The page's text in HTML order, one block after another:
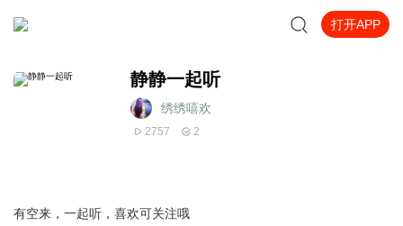
打开APP
静静一起听
绣绣嘻欢
2757 2
有空来，一起听，喜欢可关注哦